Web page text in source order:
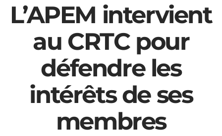
L’APEM intervient
au CRTC pour
défendre les
intérêts de ses
membres